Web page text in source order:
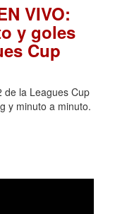
VIVO:
y goles
Cup
de la Leagues Cup
y minuto a minuto.